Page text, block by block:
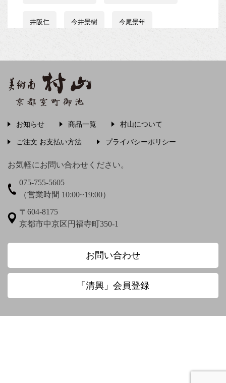
井阪仁 今井景樹 今尾景年
石田波郷 石黒宗麿
梅渓通治
圓珠庵羅城
大田垣蓮月 大田垣蓮月 鈴木百年
大田垣蓮月賛 松岡環翠画 大谷光演
お知らせ 商品一覧 村山について
ご注文 お支払い方法 プライバシーポリシー
お気軽にお問い合わせください。
075-755-5605
（営業時間 10:00~19:00）
〒604-8175
京都市中京区円福寺町350-1
お問い合わせ
「清興」会員登録